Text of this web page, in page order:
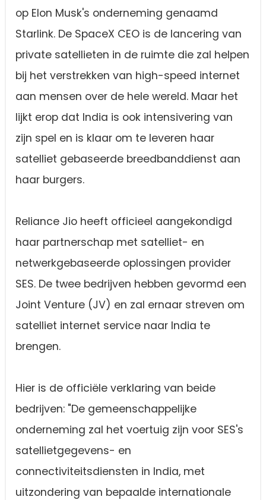
op Elon Musk's onderneming genaamd
Starlink. De SpaceX CEO is de lancering van
private satellieten in de ruimte die zal helpen
bij het verstrekken van high-speed internet
aan mensen over de hele wereld. Maar het
lijkt erop dat India is ook intensivering van
zijn spel en is klaar om te leveren haar
satelliet gebaseerde breedbanddienst aan
haar burgers.
Reliance Jio heeft officieel aangekondigd
haar partnerschap met satelliet- en
netwerkgebaseerde oplossingen provider
SES. De twee bedrijven hebben gevormd een
Joint Venture (JV) en zal ernaar streven om
satelliet internet service naar India te
brengen.
Hier is de officiële verklaring van beide
bedrijven: "De gemeenschappelijke
onderneming zal het voertuig zijn voor SES's
satellietgegevens- en
connectiviteitsdiensten in India, met
uitzondering van bepaalde internationale